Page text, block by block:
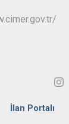
İlan Portalı